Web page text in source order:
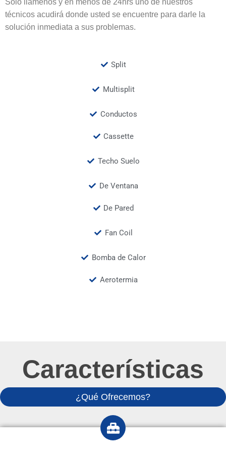
Solo llámenos y en menos de 24hrs uno de nuestros
técnicos acudirá donde usted se encuentre para darle la
solución inmediata a sus problemas.
Split
Multisplit
Conductos
Cassette
Techo Suelo
De Ventana
De Pared
Fan Coil
Bomba de Calor
Aerotermia
Características
¿Qué Ofrecemos?